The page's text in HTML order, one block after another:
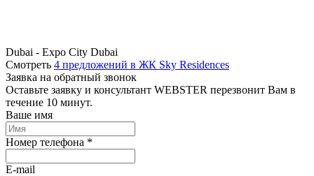
Dubai - Expo City Dubai
Смотреть 4 предложений в ЖК Sky Residences
Заявка на обратный звонок
Оставьте заявку и консультант WEBSTER перезвонит Вам в
течение 10 минут.
Ваше имя
Номер телефона *
E-mail